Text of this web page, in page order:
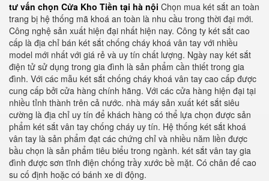
tư vấn chọn Cửa Kho Tiền tại hà nội Chọn mua két sắt an toàn
trang bị hệ thống mã khoá an toàn là nhu cầu trong thời đại mới.
Công nghệ sản xuất hiện đại nhất hiện nay. Công ty két sắt cao
cấp là địa chỉ bán két sắt chống cháy khoá vân tay với nhiều
model mới nhất với giá rẻ và uy tín chất lượng. Ngày nay két sắt
điện tử sử dụng trong gia đình là sản phẩm cần thiết trong gia
đình. Với các mẫu két sắt chống cháy khoá vân tay cao cấp được
cung cấp bởi cửa hàng chính hãng. Với các cửa hàng hiện đại tại
nhiều tỉnh thành trên cả nước. nhà máy sản xuất két sắt siêu
cường là địa chỉ uy tín để khách hàng có thể lựa chọn được sản
phẩm két sắt vân tay chống cháy uy tín. Hệ thống két sắt khoá
vân tay là sản phẩm đạt các chứng chỉ và nhiều năm liền được
bầu chọn là sản phẩm tiêu biểu trong ngành. két sắt vân tay gia
đình được sơn tĩnh điện chống trầy xước bề mặt. Có chân đế cao
su cố định hoặc có bánh xe di động.